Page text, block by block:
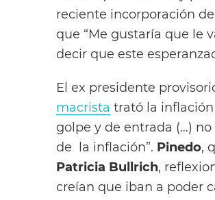
reciente incorporación de
que “Me gustaría que le
decir que este
El ex presidente
macrista trató la
golpe y de entrada (…)
de la inflación”. Pinedo,
Patricia Bullrich,
creían que iban a poder